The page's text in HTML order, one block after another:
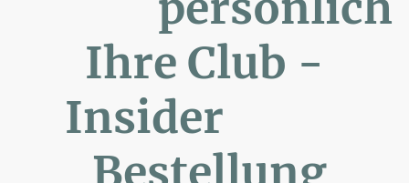
Ihre Club -
Insider